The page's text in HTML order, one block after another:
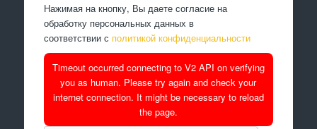
Нажимая на кнопку, Вы даете согласие на
обработку персональных данных в
соответствии с политикой конфиденциальности
Timeout occurred connecting to V2 API on verifying
you as human. Please try again and check your
internet connection. It might be necessary to reload
the page.